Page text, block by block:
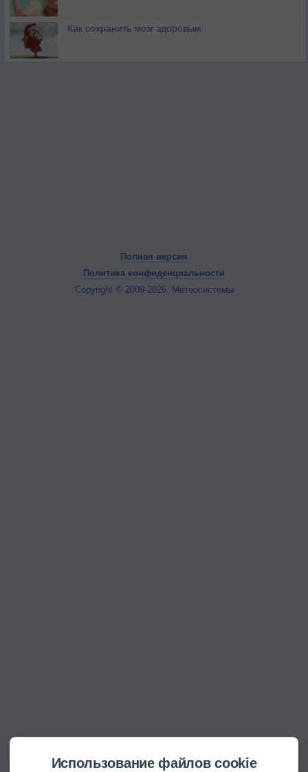
Как сохранить мозг здоровым
Полная версия
Политика конфиденциальности
Copyright © 2009-2026, Метеосистемы
Использование файлов cookie